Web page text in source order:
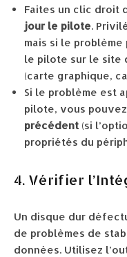
Faites un clic droit
jour le pilote.
mais si le
le pilote sur le site
(carte graphique,
Si le problème est
pilote, vous
précédent (si
propriétés du
4. Vérifier
Un disque dur
de problèmes de
données. Utilisez